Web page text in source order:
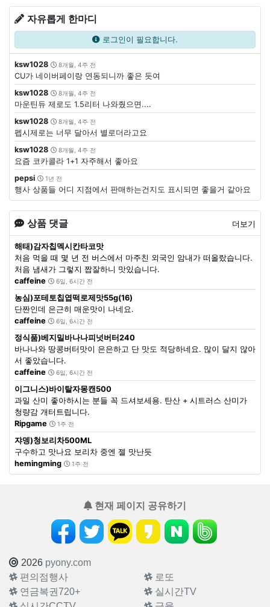
자유롭게 한마디
로그인이 필요합니다.
ksw1028 8개월, 4주 전
CU가 네이버페이랑 연동되니까 좋은 듯여
ksw1028
8개월, 4주 전
마운틴듀 제로도 1.5리터 나와줬으면....
ksw1028
8개월, 4주 전
펩시제로는 너무 달아서 별로더라고요
ksw1028
8개월, 4주 전
요즘 코카콜라 1+1 자주해서 좋아요
pepsi
1년 전
행사 상품들 어디 지점에서 판매하는건지도 표시되면 좋을거 같아요
상품 댓글 더보기
해태)감자칩멕시칸타코맛
처음 먹을 때 몇 년 전 버스에서 마주친 외국인 암내가 떠올랐습니다.
처음 냄새가 그렇지 짭잘하니 맛있습니다.
caffeine
6일, 6시간 전
농심)포테토칩엽떡로제맛55g(16)
단짠인데 은근히 매운맛이 나네요.
caffeine
6일, 6시간 전
정식품)베지밀바나나피넛버터240
바나나와 땅콩버터맛이 은은하고 단 맛도 적당하네요. 많이 달지 않아
서 좋았습니다.
caffeine
6일, 6시간 전
이그니스)바이탈자몽캔500
과일 산미 좋아하시는 분들 꼭 드셔보세용. 탄산 + 시트러스 산미가
청량감 개터트립니다.
Ripgame
1주 전
쟈뎅)청보리차500ML
구수하고 맛나요 보리차 중엔 젤 맛난듯
hemingming
1주 전
현재 페이지 공유하기
2026 pyony.com
편의점행사
로또
연금복권720+
실시간TV